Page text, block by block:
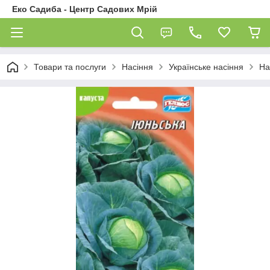
Еко Садиба - Центр Садових Мрій
Товари та послуги Насіння Українське насіння